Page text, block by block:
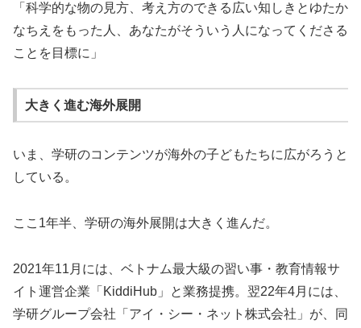
「科学的な物の見方、 考え方のできる広い知しきとゆたか
なちえをもった人、 あなたがそういう人になってくださる
ことを目標に」
大きく進む海外展開
いま、 学研のコンテンツが海外の子どもたちに広がろうと
している。
ここ1年半、学研の海外展開は大きく進んだ。
2021年11月には、ベトナム最大級の習い事・ 教育情報サ
イト運営企業「KiddiHub」と業務提携。 翌22年4月には、
学研グループ会社「アイ・シー・ ネット株式会社」が、同